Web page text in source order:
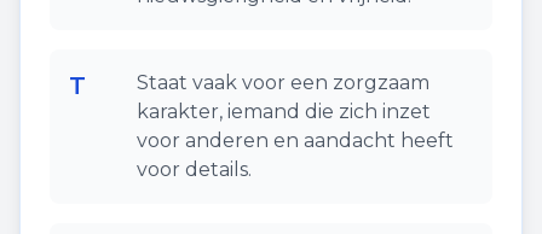
T
Staat vaak voor een zorgzaam
karakter, iemand die zich inzet
voor anderen en aandacht heeft
voor details.